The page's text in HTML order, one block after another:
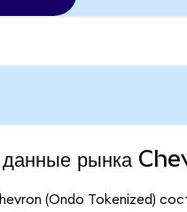
данные рынка
(Ondo Tokenized)